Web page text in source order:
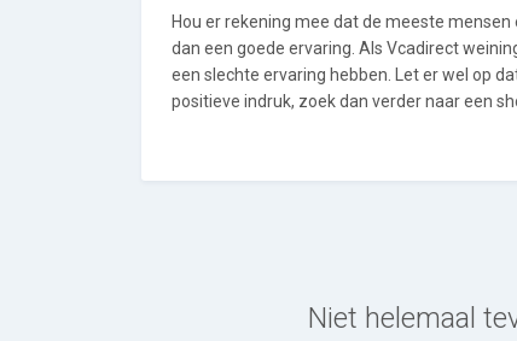
Hou er rekening mee dat de meeste
dan een goede ervaring. Als Vcadirect
een slechte ervaring hebben. Let er wel op
positieve indruk, zoek dan verder naar een
Niet helemaal